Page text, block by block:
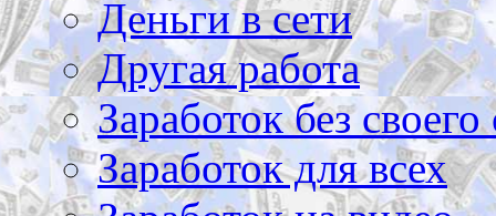
Деньги в сети
Другая работа
Заработок без своего
Заработок для всех